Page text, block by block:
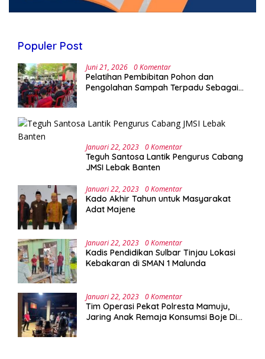
Populer Post
Juni 21, 2026 0 Komentar
Pelatihan Pembibitan Pohon dan
Pengolahan Sampah Terpadu Sebagai
Januari 22, 2023 0 Komentar
Teguh Santosa Lantik Pengurus Cabang
JMSI Lebak Banten
Januari 22, 2023 0 Komentar
Kado Akhir Tahun untuk Masyarakat
Adat Majene
Januari 22, 2023 0 Komentar
Kadis Pendidikan Sulbar Tinjau Lokasi
Kebakaran di SMAN 1 Malunda
Januari 22, 2023 0 Komentar
Tim Operasi Pekat Polresta Mamuju,
Jaring Anak Remaja Konsumsi Boje Di